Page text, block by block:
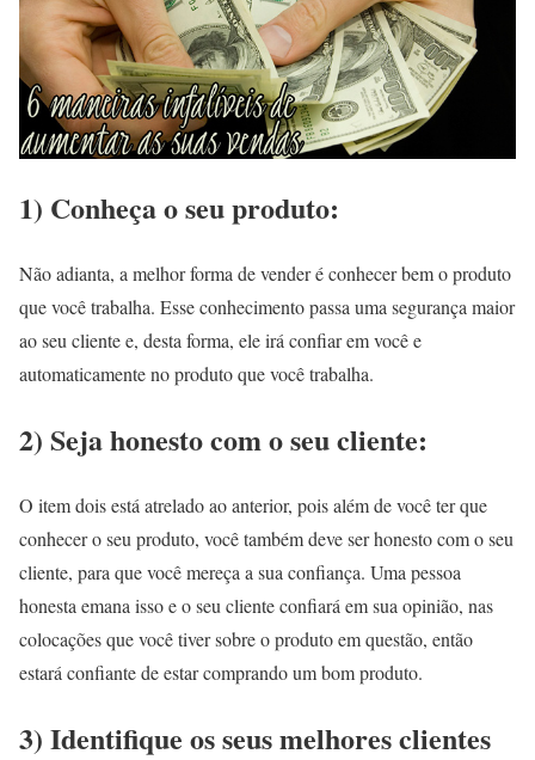
1) Conheça o seu produto:
Não adianta, a melhor forma de vender é conhecer bem o produto
que você trabalha. Esse conhecimento passa uma segurança maior
ao seu cliente e, desta forma, ele irá confiar em você e
automaticamente no produto que você trabalha.
2) Seja honesto com o seu cliente:
O item dois está atrelado ao anterior, pois além de você ter que
conhecer o seu produto, você também deve ser honesto com o seu
cliente, para que você mereça a sua confiança. Uma pessoa
honesta emana isso e o seu cliente confiará em sua opinião, nas
colocações que você tiver sobre o produto em questão, então
estará confiante de estar comprando um bom produto.
3) Identifique os seus melhores clientes